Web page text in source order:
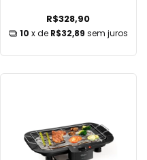
R$328,90
10 x de R$32,89 sem juros